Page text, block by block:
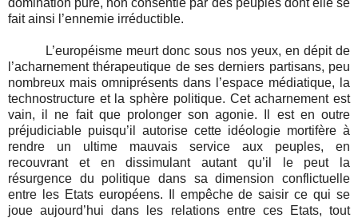
fait ainsi l’ennemie irréductible.
L’européisme meurt donc sous nos yeux, en dépit de
l’acharnement thérapeutique de ses derniers partisans, peu
nombreux mais omniprésents dans l’espace médiatique, la
technostructure et la sphère politique. Cet acharnement est
vain, il ne fait que prolonger son agonie. Il est en outre
préjudiciable puisqu’il autorise cette idéologie mortifère à
rendre un ultime mauvais service aux peuples, en
recouvrant et en dissimulant autant qu’il le peut la
résurgence du politique dans sa dimension conflictuelle
entre les Etats européens. Il empêche de saisir ce qui se
joue aujourd’hui dans les relations entre ces Etats, tout